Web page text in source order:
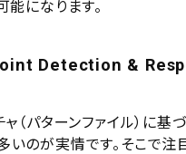
になります。
Detection &
（パターンファイル）に
のが実情です。そこで